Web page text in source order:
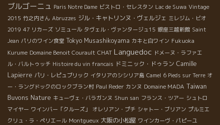
ブルゴーニュ Paris Notre Dame ビストロ・セレスタン Lac de Suwa Vintage
2015 竹之内さん Abruzzes ジル・キャトリンヌ・ヴェルジェ ミレジム・ビオ
2019 47 リカーズ ソミュール タヴェル・ヴァンタージュ15 銀座三越新館 Saint
Jean パリのワイン食堂 Tokyo Musashikoyama カキと白ワイン Fukuoka
Kurume Domaine Benoit Courault CHAT Languedoc ドメーヌ・ラファエ
ル・バルトゥッチ Histoire du vin francais ドミニック・ドゥラン Camille
Lapierre パリ・レピュブリック イタリアのシシリア島 Camel 6 Pieds sur Terre オ
ー・ラングドックのロックブラン村 Paul Reder カンヌ Domaine MADA Taiwan
Buvons Nature キューヴェ・バラガンヌ Shun san フランス・ツアー シュトロ
マイヤー ワインバー「クルーズ」 オレリアン・プチ シャトー・ブリアン プルミエ
クリュ・ラ・ペリエール Montgueux 大阪の小松屋 ワインカーヴ・パピーユ